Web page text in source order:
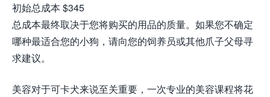
初始总成本 $345
总成本最终取决于您将购买的用品的质量。如果您不确定
哪种最适合您的小狗，请向您的饲养员或其他爪子父母寻
求建议。
美容对于可卡犬来说至关重要，一次专业的美容课程将花